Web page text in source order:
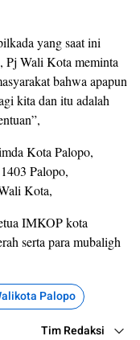
yang saat ini
Pj Wali Kota meminta
bahwa apapun
kita dan itu adalah
Kota Palopo,
Palopo,
Kota,
IMKOP kota
serta para mubaligh
Palopo
Tim Redaksi